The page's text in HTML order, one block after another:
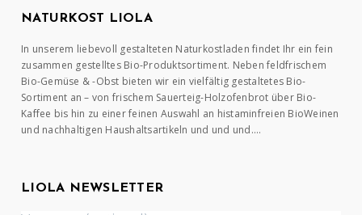
NATURKOST LIOLA
In unserem liebevoll gestalteten Naturkostladen findet Ihr ein fein
zusammen gestelltes Bio-Produktsortiment. Neben feldfrischem
Bio-Gemüse & -Obst bieten wir ein vielfältig gestaltetes Bio-
Sortiment an – von frischem Sauerteig-Holzofenbrot über Bio-
Kaffee bis hin zu einer feinen Auswahl an histaminfreien BioWeinen
und nachhaltigen Haushaltsartikeln und und und….
LIOLA NEWSLETTER